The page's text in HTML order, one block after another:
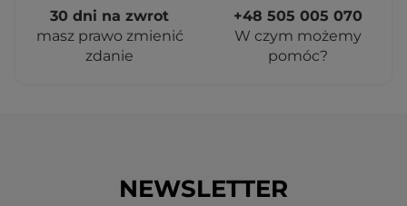
30 dni na zwrot
masz prawo zmienić
zdanie
+48 505 005 070
W czym możemy
pomóc?
NEWSLETTER